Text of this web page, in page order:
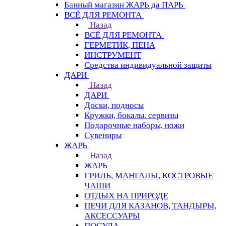
Банный магазин ЖАРЬ да ПАРЬ
ВСЁ ДЛЯ РЕМОНТА
Назад
ВСЁ ДЛЯ РЕМОНТА
ГЕРМЕТИК, ПЕНА
ИНСТРУМЕНТ
Средства индивидуальной защиты
ДАРИ
Назад
ДАРИ
Доски, подносы
Кружки, бокалы. сервизы
Подарочные наборы, ножи
Сувениры
ЖАРЬ
Назад
ЖАРЬ
ГРИЛЬ, МАНГАЛЫ, КОСТРОВЫЕ
ЧАШИ
ОТДЫХ НА ПРИРОДЕ
ПЕЧИ ДЛЯ КАЗАНОВ, ТАНДЫРЫ,
АКСЕССУАРЫ